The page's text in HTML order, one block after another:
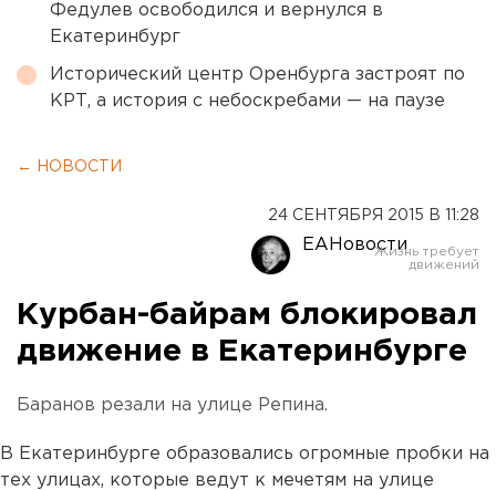
Федулев освободился и вернулся в
Екатеринбург
Исторический центр Оренбурга застроят по
КРТ, а история с небоскребами — на паузе
← НОВОСТИ
24 СЕНТЯБРЯ 2015 В 11:28
ЕАНовости
Курбан-байрам блокировал
движение в Екатеринбурге
Баранов резали на улице Репина.
В Екатеринбурге образовались огромные пробки на
тех улицах, которые ведут к мечетям на улице